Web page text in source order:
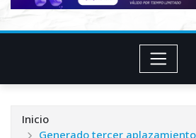
Inicio
Generado tercer